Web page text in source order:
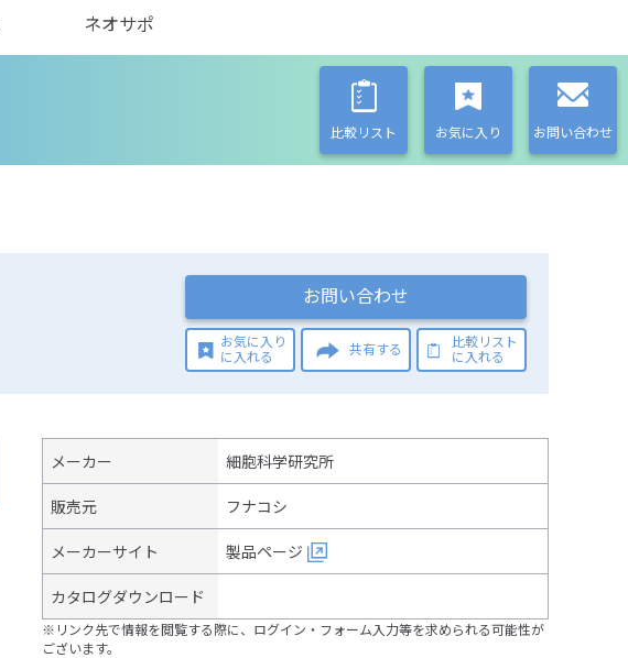
ネオサポ
比較リスト お気に入り お問い合わせ
お問い合わせ
お気に入り
に入れる
共有する
比較リスト
に入れる
メーカー 細胞科学研究所
販売元 フナコシ
メーカーサイト 製品ページ
カタログダウンロード
※リンク先で情報を閲覧する際に、ログイン・フォーム入力等を求められる可能性が
ございます。